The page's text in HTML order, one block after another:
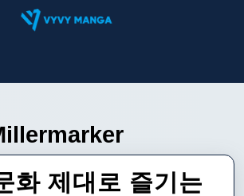
화 제대로 즐기는